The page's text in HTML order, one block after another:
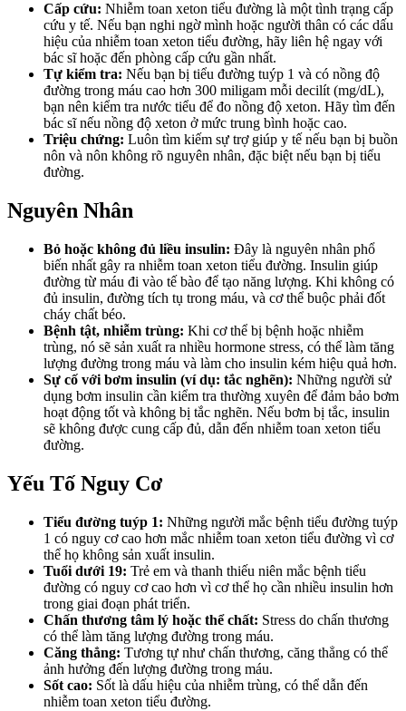
Cấp cứu: Nhiễm toan xeton tiểu đường là một tình trạng cấp
cứu y tế. Nếu bạn nghi ngờ mình hoặc người thân có các dấu
hiệu của nhiễm toan xeton tiểu đường, hãy liên hệ ngay với
bác sĩ hoặc đến phòng cấp cứu gần nhất.
Tự kiểm tra: Nếu bạn bị tiểu đường tuýp 1 và có nồng độ
đường trong máu cao hơn 300 miligam mỗi decilít (mg/dL),
bạn nên kiểm tra nước tiểu để đo nồng độ xeton. Hãy tìm đến
bác sĩ nếu nồng độ xeton ở mức trung bình hoặc cao.
Triệu chứng: Luôn tìm kiếm sự trợ giúp y tế nếu bạn bị buồn
nôn và nôn không rõ nguyên nhân, đặc biệt nếu bạn bị tiểu
đường.
Nguyên Nhân
Bỏ hoặc không đủ liều insulin: Đây là nguyên nhân phổ
biến nhất gây ra nhiễm toan xeton tiểu đường. Insulin giúp
đường từ máu đi vào tế bào để tạo năng lượng. Khi không có
đủ insulin, đường tích tụ trong máu, và cơ thể buộc phải đốt
cháy chất béo.
Bệnh tật, nhiễm trùng: Khi cơ thể bị bệnh hoặc nhiễm
trùng, nó sẽ sản xuất ra nhiều hormone stress, có thể làm tăng
lượng đường trong máu và làm cho insulin kém hiệu quả hơn.
Sự cố với bơm insulin (ví dụ: tắc nghẽn): Những người sử
dụng bơm insulin cần kiểm tra thường xuyên để đảm bảo bơm
hoạt động tốt và không bị tắc nghẽn. Nếu bơm bị tắc, insulin
sẽ không được cung cấp đủ, dẫn đến nhiễm toan xeton tiểu
đường.
Yếu Tố Nguy Cơ
Tiểu đường tuýp 1: Những người mắc bệnh tiểu đường tuýp
1 có nguy cơ cao hơn mắc nhiễm toan xeton tiểu đường vì cơ
thể họ không sản xuất insulin.
Tuổi dưới 19: Trẻ em và thanh thiếu niên mắc bệnh tiểu
đường có nguy cơ cao hơn vì cơ thể họ cần nhiều insulin hơn
trong giai đoạn phát triển.
Chấn thương tâm lý hoặc thể chất: Stress do chấn thương
có thể làm tăng lượng đường trong máu.
Căng thẳng: Tương tự như chấn thương, căng thẳng có thể
ảnh hưởng đến lượng đường trong máu.
Sốt cao: Sốt là dấu hiệu của nhiễm trùng, có thể dẫn đến
nhiễm toan xeton tiểu đường.